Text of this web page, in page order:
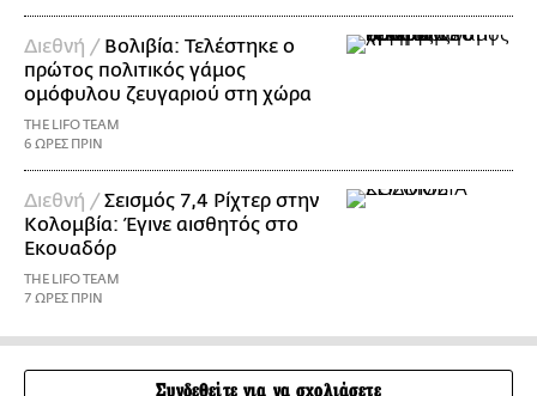
Διεθνή / Βολιβία: Τελέστηκε ο
πρώτος πολιτικός γάμος
ομόφυλου ζευγαριού στη χώρα
THE LIFO TEAM
6 ΩΡΕΣ ΠΡΙΝ
Διεθνή / Σεισμός 7,4 Ρίχτερ στην
Κολομβία: Έγινε αισθητός στο
Εκουαδόρ
THE LIFO TEAM
7 ΩΡΕΣ ΠΡΙΝ
Συνδεθείτε για να σχολιάσετε